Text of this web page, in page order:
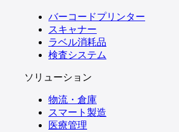
バーコードプリンター
スキャナー
ラベル消耗品
検査システム
ソリューション
物流・倉庫
スマート製造
医療管理